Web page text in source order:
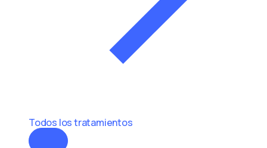
Todos los tratamientos